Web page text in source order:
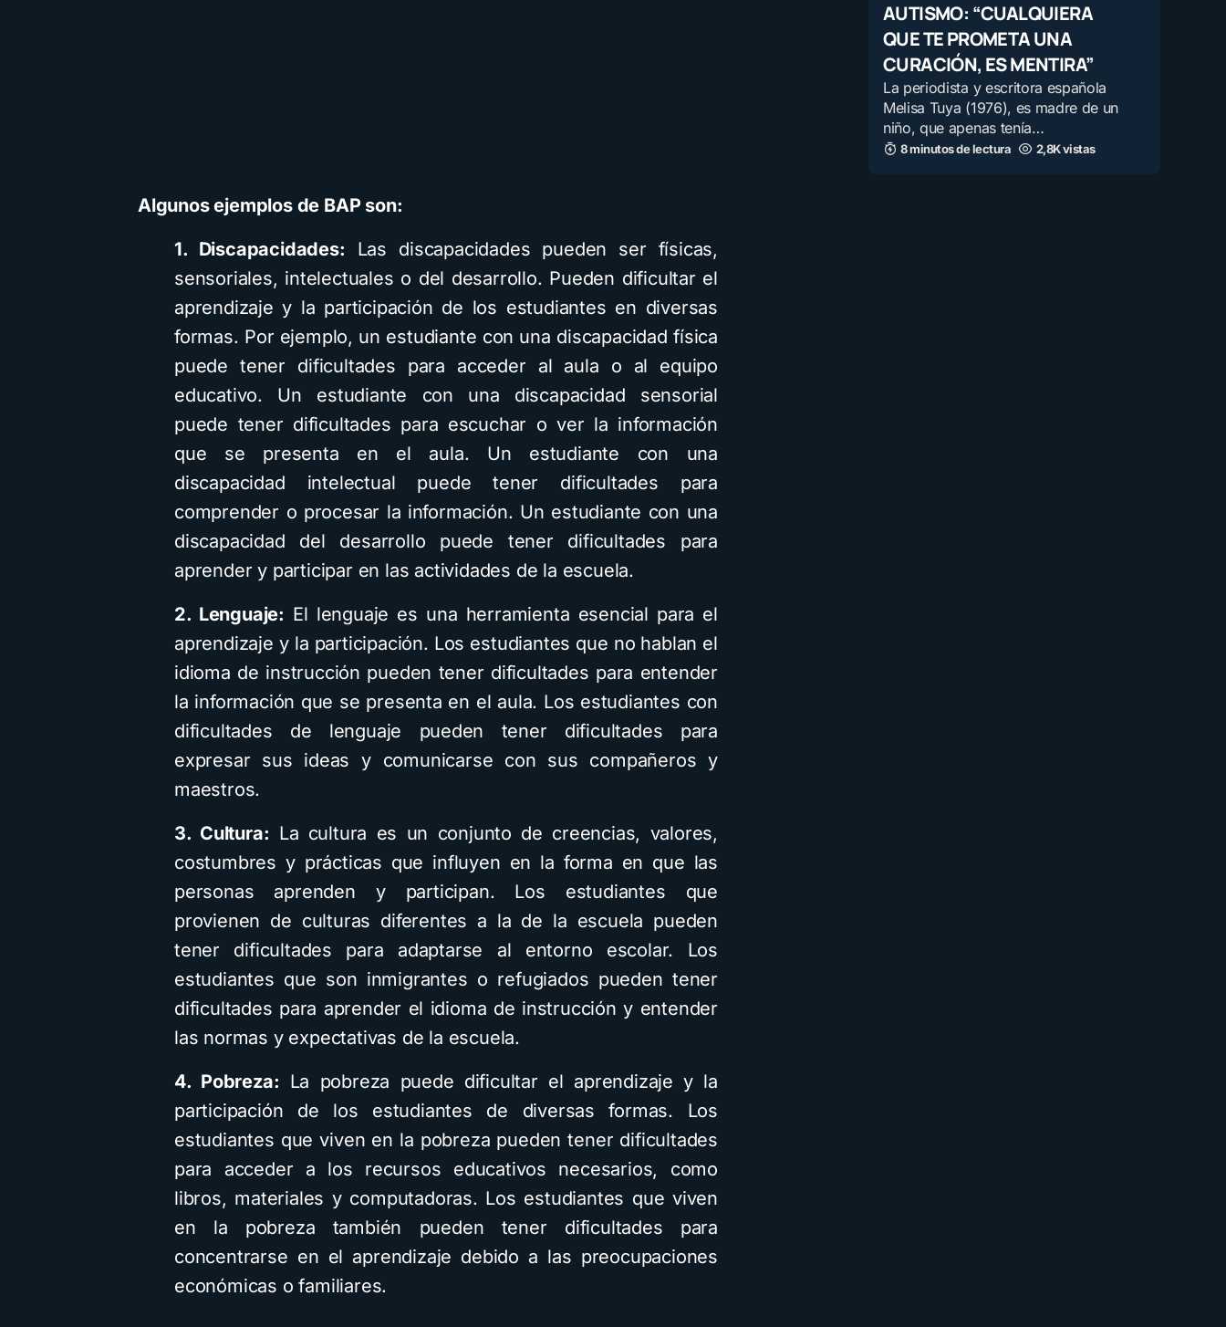
Algunos ejemplos de BAP son:
1. Discapacidades: Las discapacidades pueden ser físicas,
sensoriales, intelectuales o del desarrollo. Pueden dificultar el
aprendizaje y la participación de los estudiantes en diversas
formas. Por ejemplo, un estudiante con una discapacidad física
puede tener dificultades para acceder al aula o al equipo
educativo. Un estudiante con una discapacidad sensorial
puede tener dificultades para escuchar o ver la información
que se presenta en el aula. Un estudiante con una
discapacidad intelectual puede tener dificultades para
comprender o procesar la información. Un estudiante con una
discapacidad del desarrollo puede tener dificultades para
aprender y participar en las actividades de la escuela.
2. Lenguaje: El lenguaje es una herramienta esencial para el
aprendizaje y la participación. Los estudiantes que no hablan el
idioma de instrucción pueden tener dificultades para entender
la información que se presenta en el aula. Los estudiantes con
dificultades de lenguaje pueden tener dificultades para
expresar sus ideas y comunicarse con sus compañeros y
maestros.
3. Cultura: La cultura es un conjunto de creencias, valores,
costumbres y prácticas que influyen en la forma en que las
personas aprenden y participan. Los estudiantes que
provienen de culturas diferentes a la de la escuela pueden
tener dificultades para adaptarse al entorno escolar. Los
estudiantes que son inmigrantes o refugiados pueden tener
dificultades para aprender el idioma de instrucción y entender
las normas y expectativas de la escuela.
4. Pobreza: La pobreza puede dificultar el aprendizaje y la
participación de los estudiantes de diversas formas. Los
estudiantes que viven en la pobreza pueden tener dificultades
para acceder a los recursos educativos necesarios, como
libros, materiales y computadoras. Los estudiantes que viven
en la pobreza también pueden tener dificultades para
concentrarse en el aprendizaje debido a las preocupaciones
económicas o familiares.
AUTISMO: “CUALQUIERA
QUE TE PROMETA UNA
CURACIÓN, ES MENTIRA”
La periodista y escritora española
Melisa Tuya (1976), es madre de un
niño, que apenas tenía…
8 minutos de lectura 2,8K vistas